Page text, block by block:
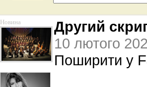
Новина
Другий
10 лютого
Поширити у